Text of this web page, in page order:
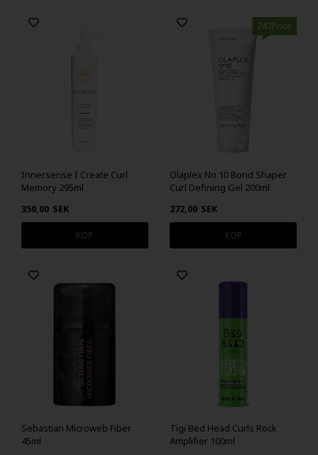
Innersense I Create Curl
Memory 295ml
350,00 SEK
247Price
Olaplex No 10 Bond Shaper
Curl Defining Gel 200ml
272,00 SEK
Sebastian Microweb Fiber
45ml
Tigi Bed Head Curls Rock
Amplifier 100ml